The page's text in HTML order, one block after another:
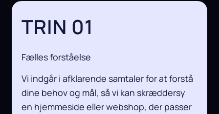
TRIN 01
Fælles forståelse
Vi indgår i afklarende samtaler for at forstå
dine behov og mål, så vi kan skræddersy
en hjemmeside eller webshop, der passer